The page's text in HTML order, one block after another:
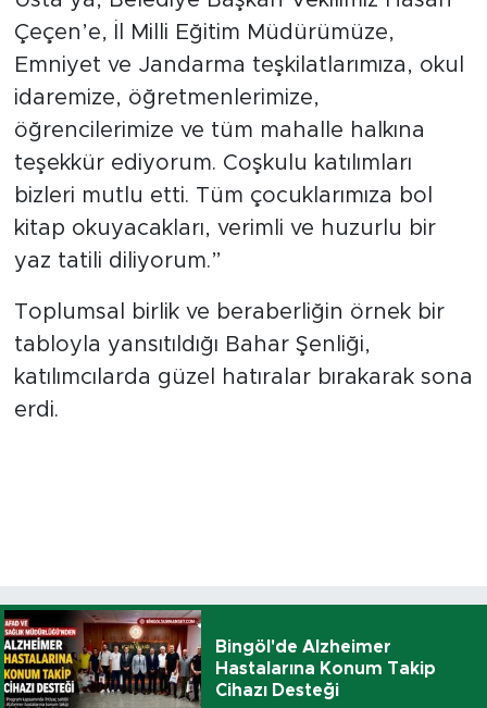
Çeçen’e, İl Milli Eğitim Müdürümüze,
Emniyet ve Jandarma teşkilatlarımıza, okul
idaremize, öğretmenlerimize,
öğrencilerimize ve tüm mahalle halkına
teşekkür ediyorum. Coşkulu katılımları
bizleri mutlu etti. Tüm çocuklarımıza bol
kitap okuyacakları, verimli ve huzurlu bir
yaz tatili diliyorum.”
Toplumsal birlik ve beraberliğin örnek bir
tabloyla yansıtıldığı Bahar Şenliği,
katılımcılarda güzel hatıralar bırakarak sona
erdi.
Bingöl'de Alzheimer
Hastalarına Konum Takip
Cihazı Desteği